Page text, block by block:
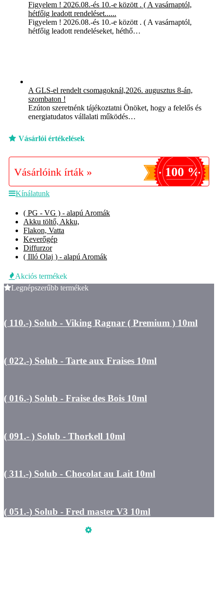
Figyelem ! 2026.08.-és 10.-e között . ( A vasárnaptól,
hétfőig leadott rendeléset......
Figyelem ! 2026.08.-és 10.-e között . ( A vasárnaptól,
hétfőig leadott rendeléseket, héthő…
A GLS-el rendelt csomagoknál,2026. augusztus 8-án,
szombaton !
Ezúton szeretnénk tájékoztatni Önöket, hogy a felelős és
energiatudatos vállalati működés…
Vásárlói értékelések
Vásárlóink írták » 100 %
Kínálatunk
( PG - VG ) - alapú Aromák
Akku töltő, Akku,
Flakon, Vatta
Keverőgép
Diffurzor
( Illó Olaj ) - alapú Aromák
Akciós termékek
Legnépszerűbb termékek
( 110.-) Solub - Viking Ragnar ( Premium ) 10ml
( 022.-) Solub - Tarte aux Fraises 10ml
( 016.-) Solub - Fraise des Bois 10ml
( 091.- ) Solub - Thorkell 10ml
( 311.-) Solub - Chocolat au Lait 10ml
( 051.-) Solub - Fred master V3 10ml